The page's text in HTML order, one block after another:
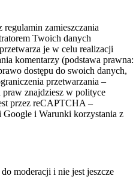
regulamin zamieszczania
Twoich danych
je w celu realizacji
komentarzy (podstawa prawna:
dostępu do swoich danych,
przetwarzania –
praw znajdziesz w polityce
przez reCAPTCHA –
i Warunki korzystania z
moderacji i nie jest jeszcze